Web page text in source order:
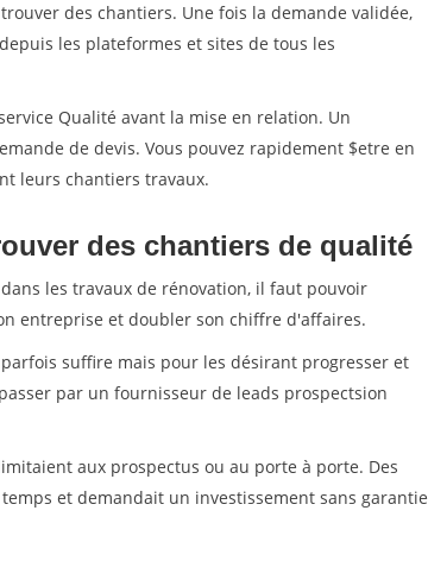
des chantiers. Une fois la demande validée,
les plateformes et sites de tous les
Qualité avant la mise en relation. Un
de devis. Vous pouvez rapidement $etre en
leurs chantiers travaux.
des chantiers de qualité
les travaux de rénovation, il faut pouvoir
entreprise et doubler son chiffre d'affaires.
suffire mais pour les désirant progresser et
par un fournisseur de leads prospectsion
aux prospectus ou au porte à porte. Des
et demandait un investissement sans garantie